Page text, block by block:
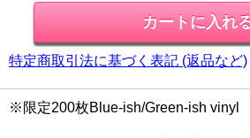
特定商取引法に基づく表記 (返品など)
※限定200枚Blue-ish/Green-ish vinyl